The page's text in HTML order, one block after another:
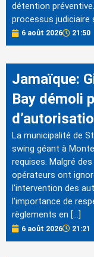
détention
processus judiciaire
6 août 2026 21:50
Jamaïque:
Bay démoli
La municipalité de
swing géant à
requises. Malgré
opérateurs ont
l'intervention des
l'importance de
règlements en […]
6 août 2026 21:21